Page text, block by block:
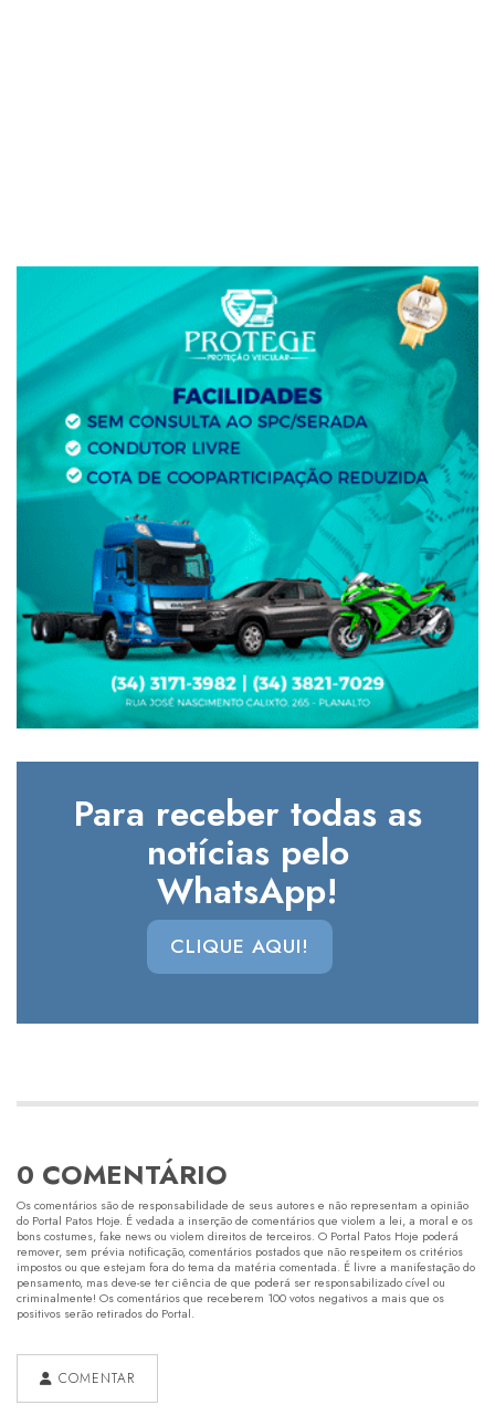
Para receber todas as
notícias pelo
WhatsApp!
CLIQUE AQUI!
0 COMENTÁRIO
Os comentários são de responsabilidade de seus autores e não representam a opinião
do Portal Patos Hoje. É vedada a inserção de comentários que violem a lei, a moral e os
bons costumes, fake news ou violem direitos de terceiros. O Portal Patos Hoje poderá
remover, sem prévia notificação, comentários postados que não respeitem os critérios
impostos ou que estejam fora do tema da matéria comentada. É livre a manifestação do
pensamento, mas deve-se ter ciência de que poderá ser responsabilizado cível ou
criminalmente! Os comentários que receberem 100 votos negativos a mais que os
positivos serão retirados do Portal.
COMENTAR